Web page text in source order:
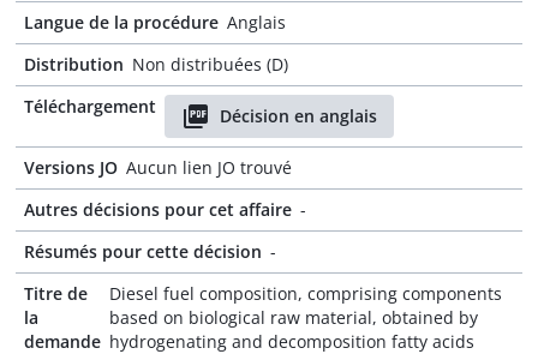
Langue de la procédure Anglais
Distribution Non distribuées (D)
Téléchargement
Décision en anglais
Versions JO Aucun lien JO trouvé
Autres décisions pour cet affaire -
Résumés pour cette décision -
Titre de
la
demande
Diesel fuel composition, comprising components
based on biological raw material, obtained by
hydrogenating and decomposition fatty acids